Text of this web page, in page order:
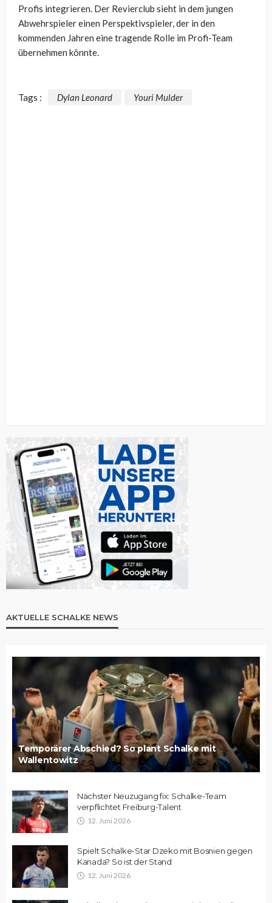
Profis integrieren. Der Revierclub sieht in dem jungen
Abwehrspieler einen Perspektivspieler, der in den
kommenden Jahren eine tragende Rolle im Profi-Team
übernehmen könnte.
Tags : Dylan Leonard Youri Mulder
AKTUELLE SCHALKE NEWS
Temporärer Abschied? So plant Schalke mit
Wallentowitz
Nächster Neuzugang fix: Schalke-Team
verpflichtet Freiburg-Talent
12. Juni 2026
Spielt Schalke-Star Dzeko mit Bosnien gegen
Kanada? So ist der Stand
12. Juni 2026